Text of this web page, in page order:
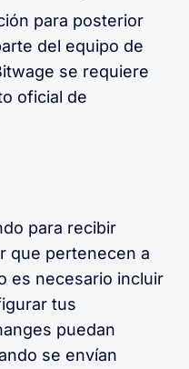
para posterior
del equipo de
se requiere
oficial de
para recibir
que pertenecen a
es necesario incluir
tus
puedan
se envían